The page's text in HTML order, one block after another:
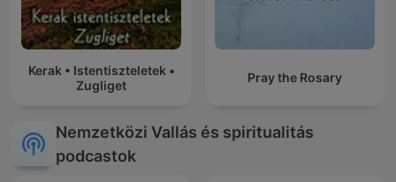
Kerak • Istentiszteletek •
Zugliget
Pray the Rosary
Nemzetközi Vallás és spiritualitás
podcastok